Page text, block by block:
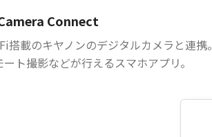
Connect
搭載のキヤノンのデジタルカメラと連携。
ート撮影などが行えるスマホアプリ。